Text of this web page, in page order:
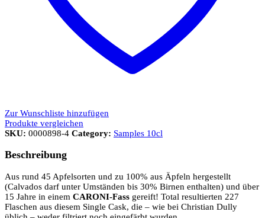
Zur Wunschliste hinzufügen
Produkte vergleichen
SKU: 0000898-4 Category: Samples 10cl
Beschreibung
Aus rund 45 Apfelsorten und zu 100% aus Äpfeln hergestellt
(Calvados darf unter Umständen bis 30% Birnen enthalten) und über
15 Jahre in einem CARONI-Fass gereift! Total resultierten 227
Flaschen aus diesem Single Cask, die – wie bei Christian Dully